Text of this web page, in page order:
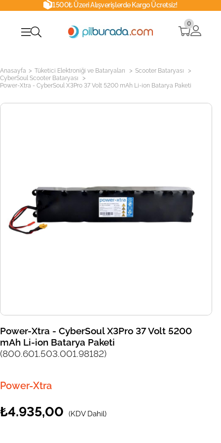
1500₺ Üzeri Alışverişlerde Kargo Ücretsiz!
0
Anasayfa > Tüketici Elektroniği ve Bataryaları > Scooter Bataryası >
CyberSoul Scooter Bataryası >
Power-Xtra - CyberSoul X3Pro 37 Volt 5200 mAh Li-ion Batarya Paketi
Power-Xtra - CyberSoul X3Pro 37 Volt 5200
mAh Li-ion Batarya Paketi
(800.601.503.001.98182)
Power-Xtra
₺4.935,00 (KDV Dahil)